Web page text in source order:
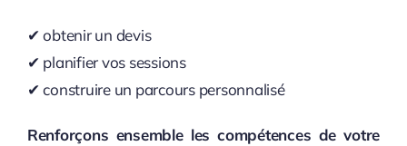
✔ obtenir un devis
✔ planifier vos sessions
✔ construire un parcours personnalisé
Renforçons ensemble les compétences de votre